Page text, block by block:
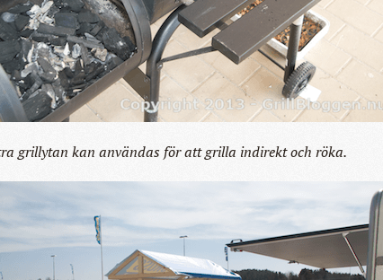
grillytan kan användas för att grilla indirekt och röka.